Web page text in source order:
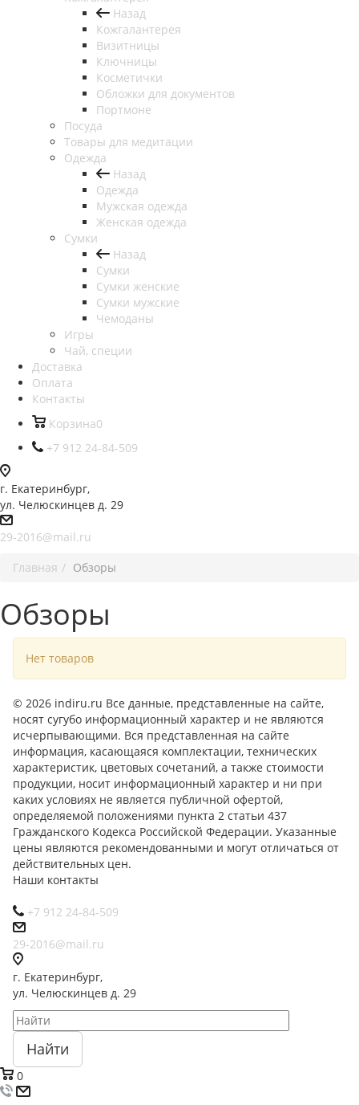
Назад
Кожгалантерея
Визитницы
Ключницы
Косметички
Обложки для документов
Портмоне
Посуда
Товары для медитации
Одежда
Назад
Одежда
Мужская одежда
Женская одежда
Сумки
Назад
Сумки
Сумки женские
Сумки мужские
Чемоданы
Игры
Чай, специи
Доставка
Оплата
Контакты
Корзина0
+7 912 24-84-509
г. Екатеринбург,
ул. Челюскинцев д. 29
29-2016@mail.ru
Главная
Обзоры
Обзоры
Нет товаров
© 2026 indiru.ru Все данные, представленные на сайте,
носят сугубо информационный характер и не являются
исчерпывающими. Вся представленная на сайте
информация, касающаяся комплектации, технических
характеристик, цветовых сочетаний, а также стоимости
продукции, носит информационный характер и ни при
каких условиях не является публичной офертой,
определяемой положениями пункта 2 статьи 437
Гражданского Кодекса Российской Федерации. Указанные
цены являются рекомендованными и могут отличаться от
действительных цен.
Наши контакты
+7 912 24-84-509
29-2016@mail.ru
г. Екатеринбург,
ул. Челюскинцев д. 29
Найти
0